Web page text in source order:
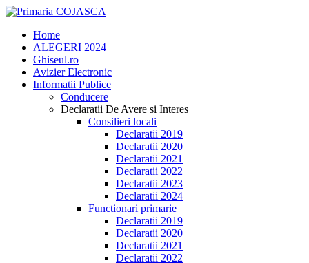
Home
ALEGERI 2024
Ghiseul.ro
Avizier Electronic
Informatii Publice
Conducere
Declaratii De Avere si Interes
Consilieri locali
Declaratii 2019
Declaratii 2020
Declaratii 2021
Declaratii 2022
Declaratii 2023
Declaratii 2024
Functionari primarie
Declaratii 2019
Declaratii 2020
Declaratii 2021
Declaratii 2022